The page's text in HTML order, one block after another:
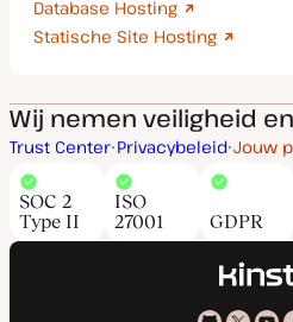
Database Hosting
Statische Site Hosting
Wij nemen veiligheid
Trust Center Privacybeleid Jouw
SOC 2
Type II
ISO
27001
GDPR